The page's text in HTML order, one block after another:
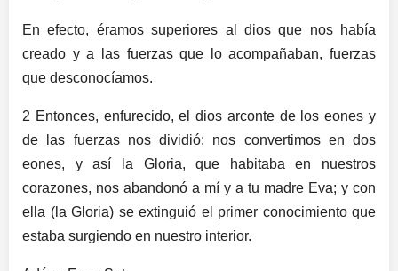
En efecto, éramos superiores al dios que nos había
creado y a las fuerzas que lo acompañaban, fuerzas
que desconocíamos.
2 Entonces, enfurecido, el dios arconte de los eones y
de las fuerzas nos dividió: nos convertimos en dos
eones, y así la Gloria, que habitaba en nuestros
corazones, nos abandonó a mí y a tu madre Eva; y con
ella (la Gloria) se extinguió el primer conocimiento que
estaba surgiendo en nuestro interior.